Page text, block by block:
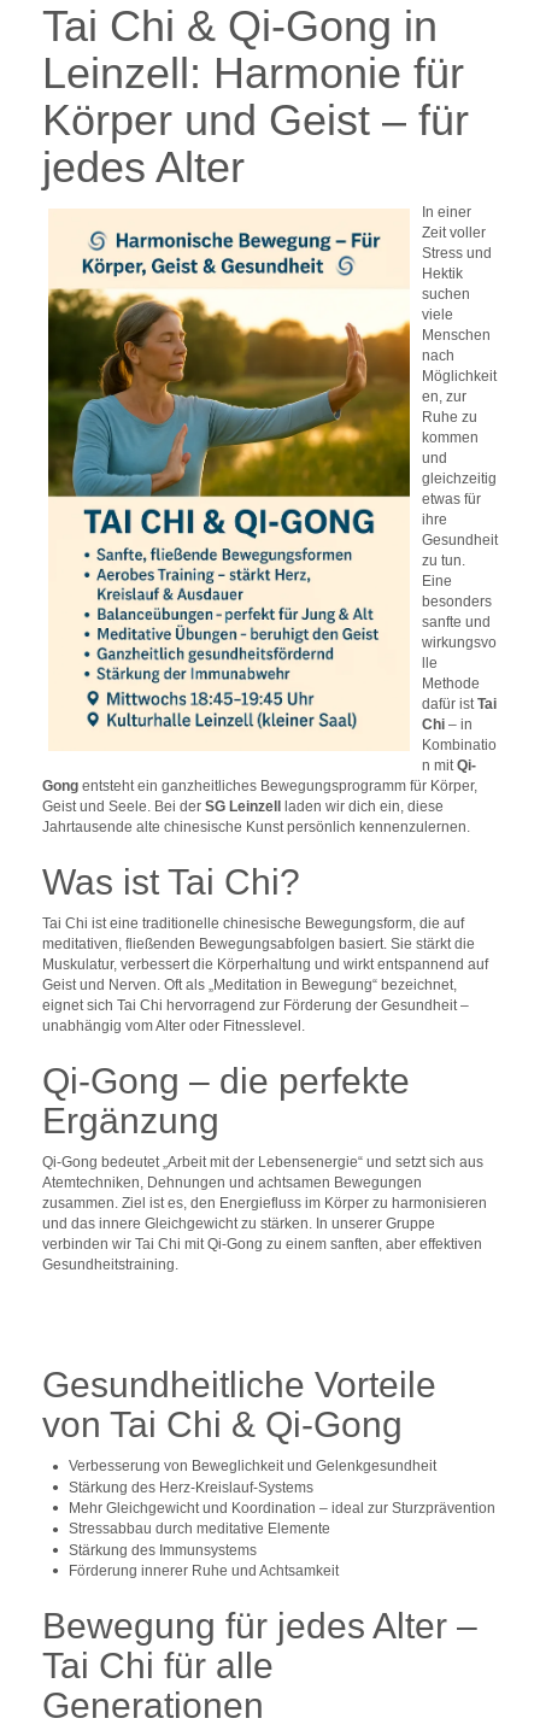
Tai Chi & Qi-Gong in
Leinzell: Harmonie für
Körper und Geist – für
jedes Alter
n einer
Zeit voller
Stress und
Hektik
suchen
viele
Menschen
nach
Möglichkeit
en, zur
Ruhe zu
kommen
und
gleichzeitig
etwas für
ihre
Gesundheit
zu tun.
Eine
besonders
sanfte und
wirkungsvo
lle
Methode
dafür istTai
Chi – in
Kombinatio
n mitQi-
Gong entsteht ein ganzheitliches Bewegungsprogramm für Körper,
Geist und Seele. Bei der SG Leinzell
laden wir dich ein, diese
Jahrtausende alte chinesische Kunst persönlich kennenzulernen.
Was ist Tai Chi?
Tai Chi ist eine traditionelle chinesische Bewegungsform, die auf
meditativen, fließenden Bewegungsabfolgen basiert. Sie stärkt die
Muskulatur, verbessert die Körperhaltung und wirkt entspannend auf
Geist und Nerven. Oft als „Meditation in Bewegung“ bezeichnet,
eignet sich Tai Chi hervorragend zur Förderung der Gesundheit –
unabhängig vom Alter oder Fitnesslevel.
Qi-Gong – die perfekte
Ergänzung
Qi-Gong bedeutet „Arbeit mit der Lebensenergie“ und setzt sich aus
Atemtechniken, Dehnungen und achtsamen Bewegungen
zusammen. Ziel ist es, den Energiefluss im Körper zu harmonisieren
und das innere Gleichgewicht zu stärken. In unserer Gruppe
verbinden wir Tai Chi mit Qi-Gong zu einem sanften, aber effektiven
Gesundheitstraining.
Gesundheitliche Vorteile
von Tai Chi & Qi-Gong
Verbesserung von Beweglichkeit und Gelenkgesundheit
Stärkung des Herz-Kreislauf-Systems
Mehr Gleichgewicht und Koordination – ideal zur Sturzprävention
Stressabbau durch meditative Elemente
Stärkung des Immunsystems
Förderung innerer Ruhe und Achtsamkeit
Bewegung für jedes Alter –
Tai Chi für alle
Generationen